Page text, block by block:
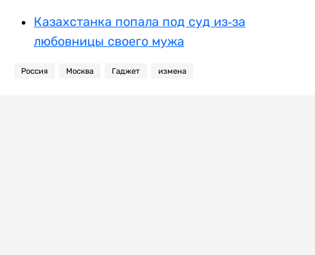
Казахстанка попала под суд из-за
любовницы своего мужа
Россия Москва Гаджет измена